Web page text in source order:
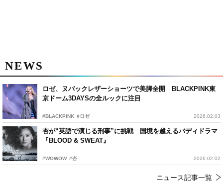
NEWS
ロゼ、ヌバックレザーショーツで美脚全開 BLACKPINK東
京ドーム3DAYSの全ルックに注目
#BLACKPINK #ロゼ 2026.02.03
杏が“英語で演じる刑事”に挑戦 国境を越えるバディドラマ
『BLOOD & SWEAT』
#WOWOW #杏 2026.02.02
ニュース記事一覧